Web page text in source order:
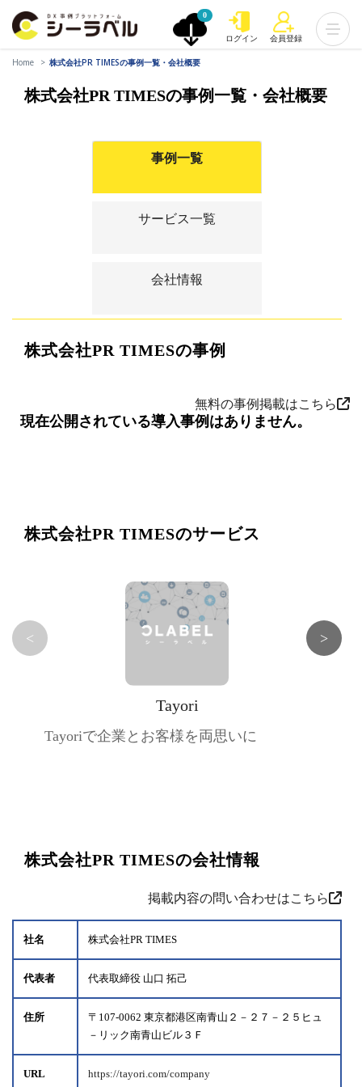
0
ログイン 会員登録
Home 株式会社PR TIMESの事例一覧・会社概要
株式会社PR TIMESの事例一覧・会社概要
事例一覧
サービス一覧
会社情報
株式会社PR TIMESの事例
無料の事例掲載はこちら
現在公開されている導入事例はありません。
株式会社PR TIMESのサービス
Tayori
Tayoriで企業とお客様を両思いに
< >
株式会社PR TIMESの会社情報
掲載内容の問い合わせはこちら
社名 株式会社PR TIMES
代表者 代表取締役 山口 拓己
住所
〒107-0062 東京都港区南青山２－２７－２５ヒュ
－リック南青山ビル３Ｆ
URL https://tayori.com/company